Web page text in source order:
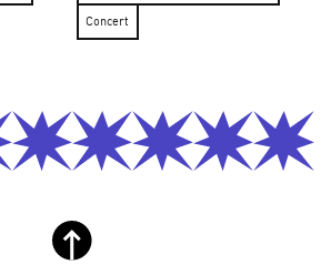
Concert
Retour haut de page